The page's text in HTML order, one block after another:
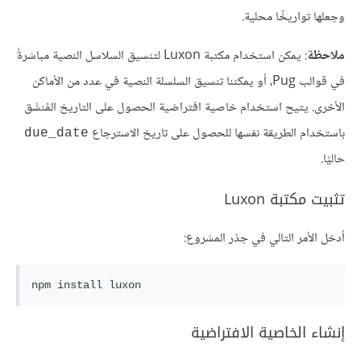
وجعلها تواريخًا محلية.
ملاحظة
: يمكن استخدام مكتبة Luxon لتنسيق السلاسل النصية مباشرةً
في قوالب Pug، أو يمكننا تنسيق السلسلة النصية في عدد من الأماكن
الأخرى. يتيح استخدام خاصية افتراضية الحصول على التاريخ المُنسَّق
باستخدام الطريقة نفسها للحصول على تاريخ الاسترجاع due_date
حاليًا.
تثبيت مكتبة Luxon
أدخل الأمر التالي في جذر المشروع:
إنشاء الخاصية الافتراضية